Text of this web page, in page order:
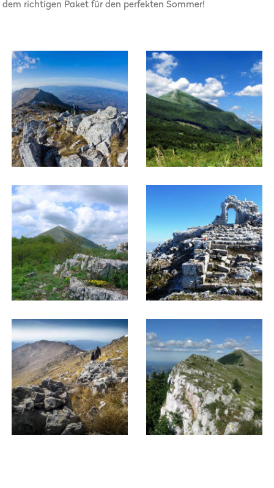
dem richtigen Paket für den perfekten Sommer!